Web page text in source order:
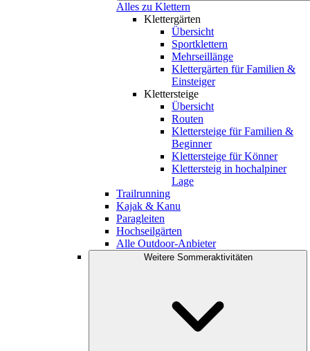
Alles zu Klettern
Klettergärten
Übersicht
Sportklettern
Mehrseillänge
Klettergärten für Familien &
Einsteiger
Klettersteige
Übersicht
Routen
Klettersteige für Familien &
Beginner
Klettersteige für Könner
Klettersteig in hochalpiner
Lage
Trailrunning
Kajak & Kanu
Paragleiten
Hochseilgärten
Alle Outdoor-Anbieter
Weitere Sommeraktivitäten